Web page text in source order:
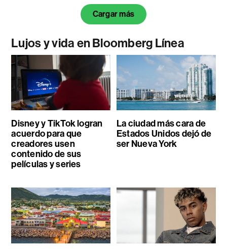
Cargar más
Lujos y vida en Bloomberg Línea
Disney y TikTok logran
acuerdo para que
creadores usen
contenido de sus
películas y series
La ciudad más cara de
Estados Unidos dejó de
ser Nueva York